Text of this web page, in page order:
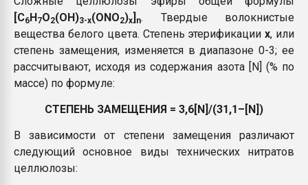
бутылок
ПЕРЕЙТИ НА
[C6H7O2(OH)3-x(ONO2)x] n. Твердые волокнистые
вещества белого цвета. Степень этерификациих, или
степень замещения, изменяется в диапазоне 0-3; ее
рассчитывают, исходя из содержания азота [N] (% по
массе) по формуле:
СТЕПЕНЬ ЗАМЕЩЕНИЯ = 3,6[N]/(31,1–[N])
В зависимости от степени замещения различают
следующий основное виды технических нитратов
целлюлозы: